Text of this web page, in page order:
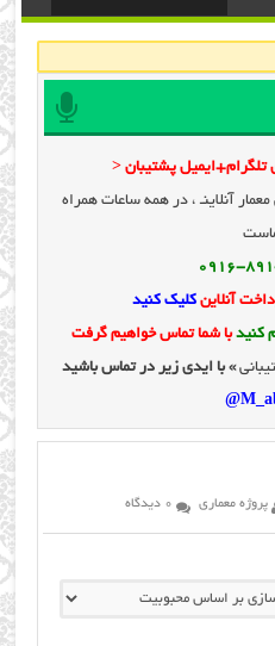
تلگرام+ایمیل پشتیبان <
آنلاینـ ، در همه ساعات همراه
آنلاینکلیک کنید
کنیدبا شما تماس خواهیم گرفت
» با ایدی زیر در تماس باشید
پروژه معماری 0 دیدگاه